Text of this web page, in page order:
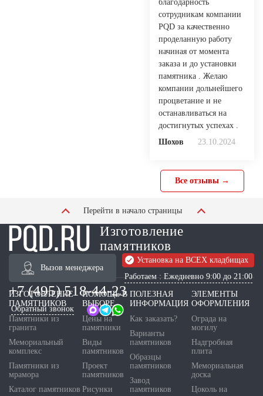
благодарность
сотрудникам компании
PQD за качественно
проделанную работу
начиная от момента
заказа и до установки
памятника . Желаю
компании дольнейшего
процветание и не
останавливаться на
достигнутых успехах .
Шохов
23.10.2024
Все отзывы →
Перейти в начало страницы
Изготовление
памятников
Вызов менеджера
Установка на ВСЕХ кладбищах
Работаем : Ежедневно 9:00 до 21:00
+7 (495) 518-44-23
Обратный звонок
ИЗГОТОВЛЕНИЕ
ПАМЯТНИКОВ
Памятники из
гранита
Мемориальный
комплекс
Памятники из
мрамора
Каталог памятников
ПОМОЩЬ В
ВЫБОРЕ
Цены на
памятники
Виды
памятников
Проект
памятников
Рисунки
ПОЛЕЗНАЯ
ИНФОРМАЦИЯ
Как заказать?
Варианты
памятников
Образцы
памятников
Завод
памятников
ЭЛЕМЕНТЫ
ОФОРМЛЕНИЯ
Ограда на
могилу
Надгробная
плита
Мемориальная
доска
Цоколь на